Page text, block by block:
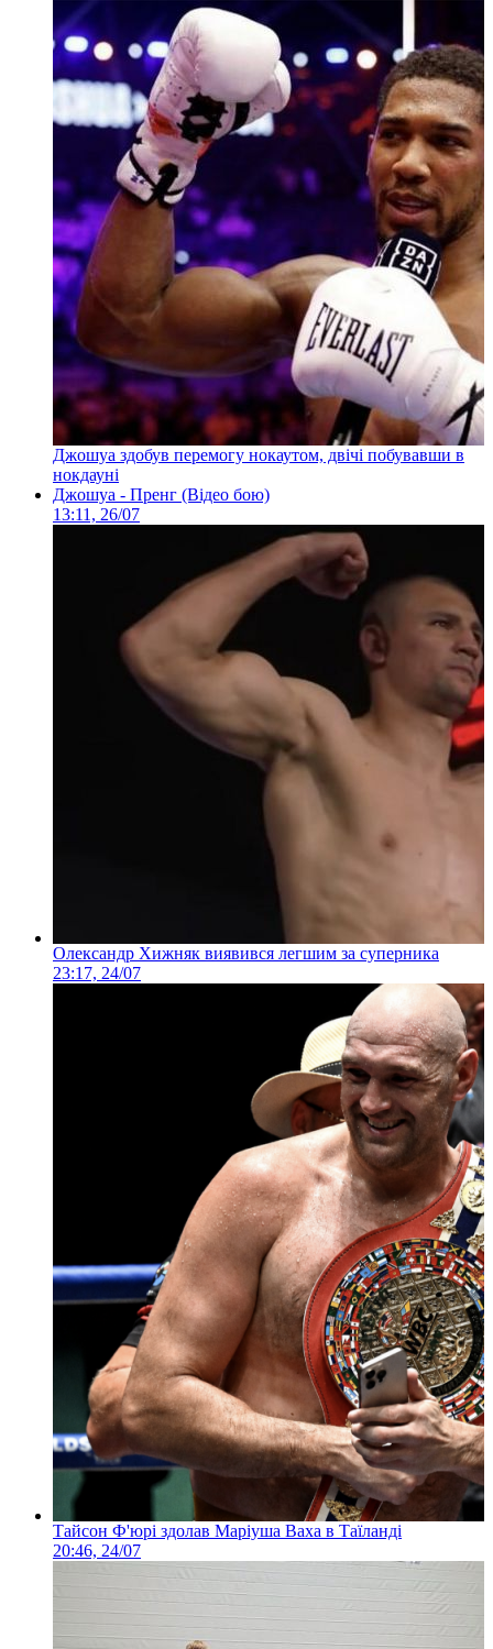
Джошуа здобув перемогу нокаутом, двічі побувавши в
нокдауні
Джошуа - Пренг (Відео бою)
13:11, 26/07
Олександр Хижняк виявився легшим за суперника
23:17, 24/07
Тайсон Ф'юрі здолав Маріуша Ваха в Таїланді
20:46, 24/07